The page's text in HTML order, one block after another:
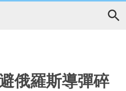
俄羅斯導彈碎